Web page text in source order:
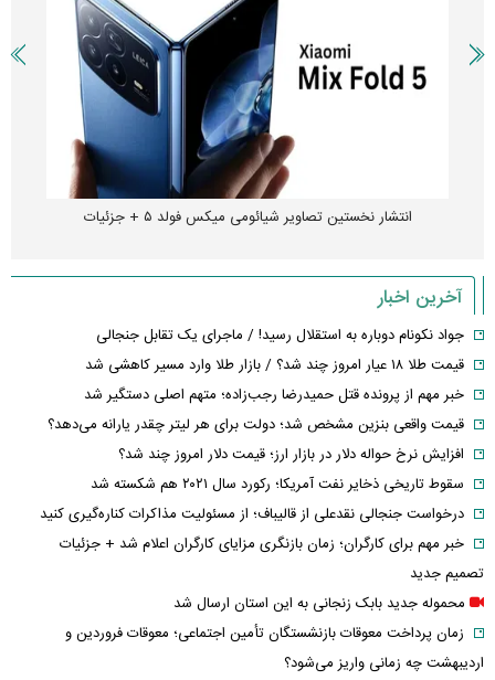
انتشار نخستین تصاویر شیائومی میکس فولد ۵ + جزئیات
آخرین اخبار
جواد نکونام دوباره به استقلال رسید! / ماجرای یک تقابل جنجالی
قیمت طلا ۱۸ عیار امروز چند شد؟ / بازار طلا وارد مسیر کاهشی شد
خبر مهم از پرونده قتل حمیدرضا رجب‌زاده؛ متهم اصلی دستگیر شد
قیمت واقعی بنزین مشخص شد؛ دولت برای هر لیتر چقدر یارانه می‌دهد؟
افزایش نرخ حواله دلار در بازار ارز؛ قیمت دلار امروز چند شد؟
سقوط تاریخی ذخایر نفت آمریکا؛ رکورد سال ۲۰۲۱ هم شکسته شد
درخواست جنجالی نقدعلی از قالیباف؛ از مسئولیت مذاکرات کناره‌گیری کنید
خبر مهم برای کارگران؛ زمان بازنگری مزایای کارگران اعلام شد + جزئیات
تصمیم جدید
محموله جدید بابک زنجانی به این استان ارسال شد
زمان پرداخت معوقات بازنشستگان تأمین اجتماعی؛ معوقات فروردین و
اردیبهشت چه زمانی واریز می‌شود؟